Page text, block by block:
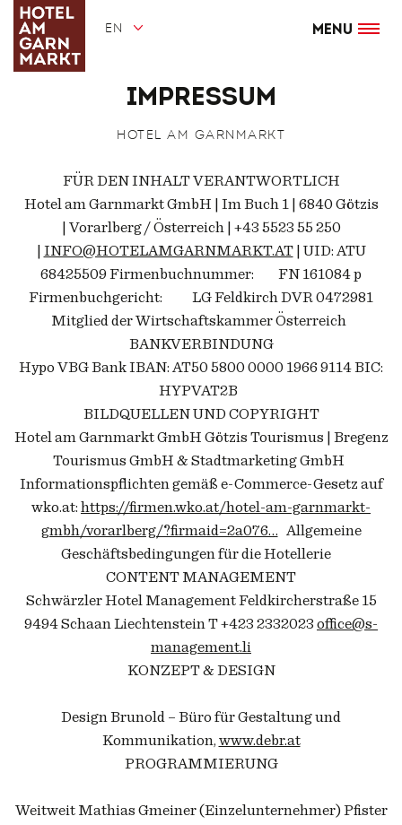
content
Menu
EN
Impressum
HOTEL AM GARNMARKT
FÜR DEN INHALT VERANTWORTLICH
Hotel am Garnmarkt GmbH | Im Buch 1 | 6840 Götzis
| Vorarlberg / Österreich | +43 5523 55 250
INFO@HOTELAMGARNMARKT.AT| UID: ATU
68425509 Firmenbuchnummer: FN 161084 p
Firmenbuchgericht: LG Feldkirch DVR 0472981
Mitglied der Wirtschaftskammer Österreich
BANKVERBINDUNG
Hypo VBG Bank IBAN: AT50 5800 0000 1966 9114 BIC:
HYPVAT2B
BILDQUELLEN UND COPYRIGHT
Hotel am Garnmarkt GmbH Götzis Tourismus | Bregenz
Tourismus GmbH & Stadtmarketing GmbH
Informationspflichten gemäß e-Commerce-Gesetz auf
wko.at: https://firmen.wko.at/hotel-am-garnmarkt-
gmbh/vorarlberg/?firmaid=2a076… Allgemeine
Geschäftsbedingungen für die Hotellerie
CONTENT MANAGEMENT
Schwärzler Hotel Management Feldkircherstraße 15
9494 Schaan Liechtenstein T +423 2332023 office@s-
management.li
KONZEPT & DESIGN
Design Brunold – Büro für Gestaltung und
Kommunikation, www.debr.at
PROGRAMMIERUNG
Weitweit Mathias Gmeiner (Einzelunternehmer) Pfister